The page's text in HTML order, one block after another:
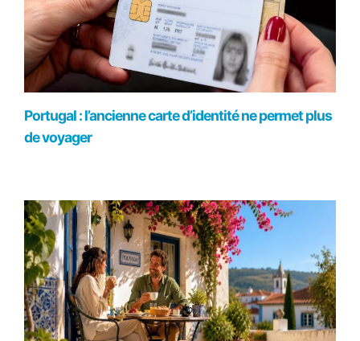
Portugal : l’ancienne carte d’identité ne permet plus
de voyager